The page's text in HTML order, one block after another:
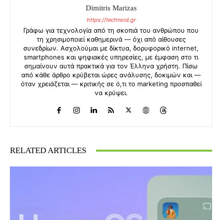
Dimitris Marizas
https://technoid.gr
Γράφω για τεχνολογία από τη σκοπιά του ανθρώπου που
τη χρησιμοποιεί καθημερινά — όχι από αίθουσες
συνεδρίων. Ασχολούμαι με δίκτυα, δορυφορικό internet,
smartphones και ψηφιακές υπηρεσίες, με έμφαση στο τι
σημαίνουν αυτά πρακτικά για τον Έλληνα χρήστη. Πίσω
από κάθε άρθρο κρύβεται ώρες ανάλυσης, δοκιμών και —
όταν χρειάζεται — κριτικής σε ό,τι το marketing προσπαθεί
να κρύψει.
RELATED ARTICLES